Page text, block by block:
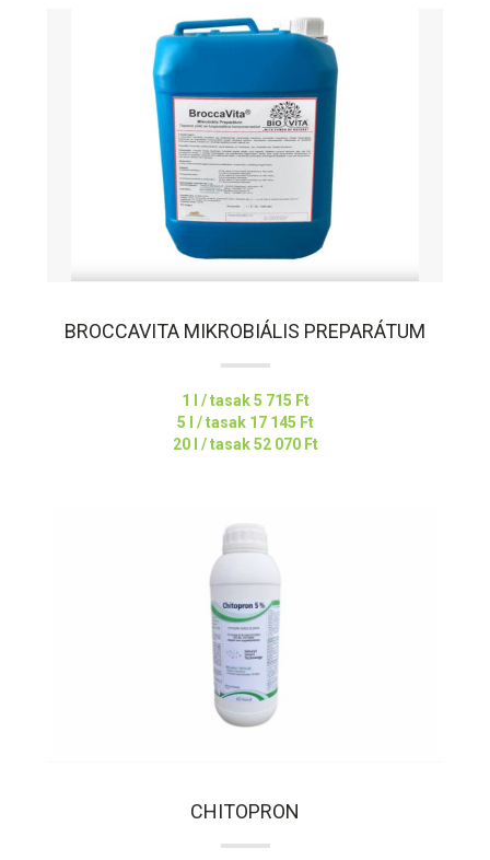
BROCCAVITA MIKROBIÁLIS PREPARÁTUM
1 l / tasak5 715 Ft
5 l / tasak 17 145 Ft
20 l / tasak52 070 Ft
CHITOPRON